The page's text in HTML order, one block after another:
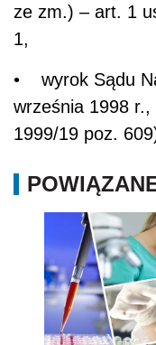
ze zm.) – art. 1
1,
• wyrok Sądu
września 1998
1999/19 poz.